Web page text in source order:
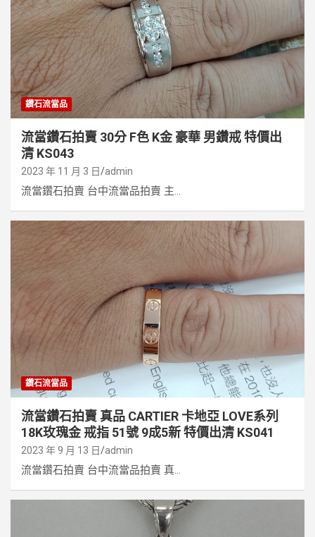
鑽石流當品
流當鑽石拍賣 30分 F色 K金 豪華 男鑽戒 特價出
清 KS043
2023 年 11 月 3 日 admin
流當鑽石拍賣 台中流當品拍賣 主...
鑽石流當品
流當鑽石拍賣 真品 CARTIER 卡地亞 LOVE系列
18K玫瑰金 戒指 51號 9成5新 特價出清 KS041
2023 年 9 月 13 日 admin
流當鑽石拍賣 台中流當品拍賣 真...